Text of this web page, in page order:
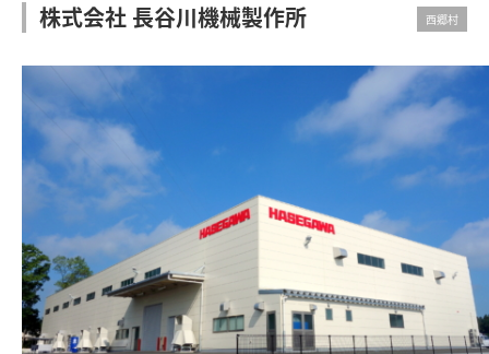
株式会社 長谷川機械製作所 西郷村